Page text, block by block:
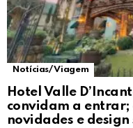
Notícias/ Viagem
Hotel Valle
convidam a
novidades e